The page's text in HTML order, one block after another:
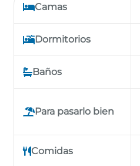
Camas
Dormitorios
Baños
Para pasarlo bien
Comidas